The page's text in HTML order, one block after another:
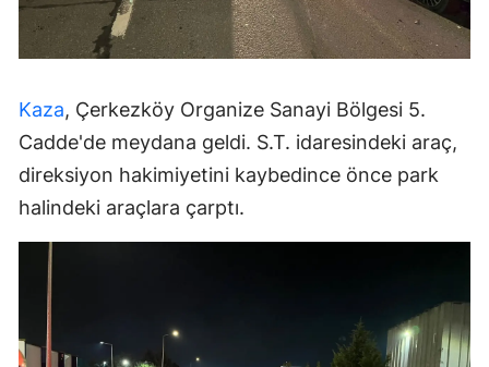
Kaza, Çerkezköy Organize Sanayi Bölgesi 5.
Cadde'de meydana geldi. S.T. idaresindeki araç,
direksiyon hakimiyetini kaybedince önce park
halindeki araçlara çarptı.